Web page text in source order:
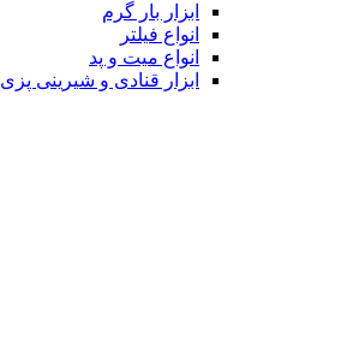
ابزار بار گرم
انواع فیلتر
انواع میت و پد
ابزار قنادی و شیرینی پزی